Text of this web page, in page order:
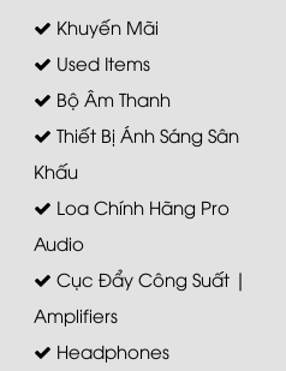
Khuyến Mãi
Used Items
Bộ Âm Thanh
Thiết Bị Ánh Sáng Sân
Khấu
Loa Chính Hãng Pro
Audio
Cục Đẩy Công Suất |
Amplifiers
Headphones